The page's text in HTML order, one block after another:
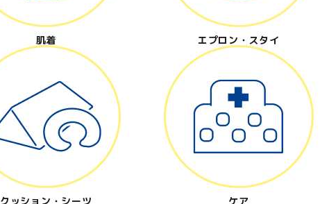
肌着 エプロン・スタイ
クッション・シーツ ケア